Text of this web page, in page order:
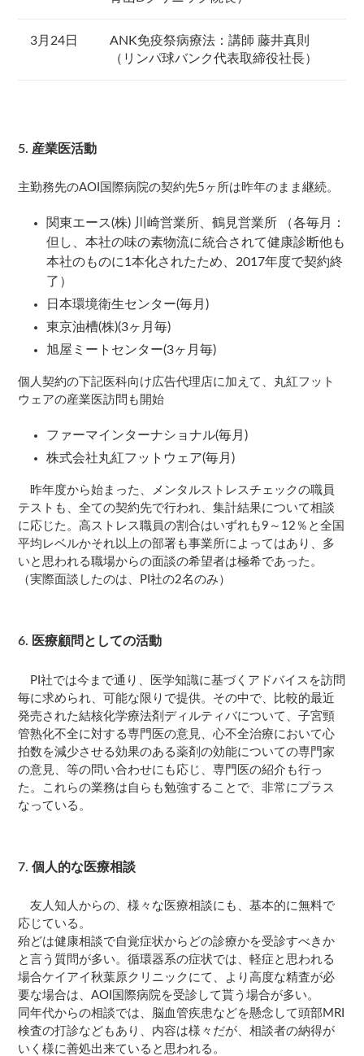
3月24日
ANK免疫祭病療法：講師 藤井真則
（リンパ球バンク代表取締役社長）
5. 産業医活動
主勤務先のAOI国際病院の契約先5ヶ所は昨年のまま継続。
関東エース(株) 川崎営業所、鶴見営業所 （各毎月：
但し、本社の味の素物流に統合されて健康診断他も
本社のものに1本化されたため、2017年度で契約終
了）
日本環境衛生センター(毎月)
東京油槽(株)(3ヶ月毎)
旭屋ミートセンター(3ヶ月毎)
個人契約の下記医科向け広告代理店に加えて、丸紅フット
ウェアの産業医訪問も開始
ファーマインターナショナル(毎月)
株式会社丸紅フットウェア(毎月)
昨年度から始まった、メンタルストレスチェックの職員
テストも、全ての契約先で行われ、集計結果について相談
に応じた。高ストレス職員の割合はいずれも9～12％と全国
平均レベルかそれ以上の部署も事業所によってはあり、多
いと思われる職場からの面談の希望者は極希であった。
（実際面談したのは、PI社の2名のみ）
6. 医療顧問としての活動
PI社では今まで通り、医学知識に基づくアドバイスを訪問
毎に求められ、可能な限りで提供。その中で、比較的最近
発売された結核化学療法剤ディルティバについて、子宮頸
管熟化不全に対する専門医の意見、心不全治療において心
拍数を減少させる効果のある薬剤の効能についての専門家
の意見、等の問い合わせにも応じ、専門医の紹介も行っ
た。これらの業務は自らも勉強することで、非常にプラス
なっている。
7. 個人的な医療相談
友人知人からの、様々な医療相談にも、基本的に無料で
応じている。
殆どは健康相談で自覚症状からどの診療かを受診すべきか
と言う質問が多い。循環器系の症状では、軽症と思われる
場合ケイアイ秋葉原クリニックにて、より高度な精査が必
要な場合は、AOI国際病院を受診して貰う場合が多い。
同年代からの相談では、脳血管疾患などを懸念して頭部MRI
検査の打診などもあり、内容は様々だが、相談者の納得が
いく様に善処出来ていると思われる。